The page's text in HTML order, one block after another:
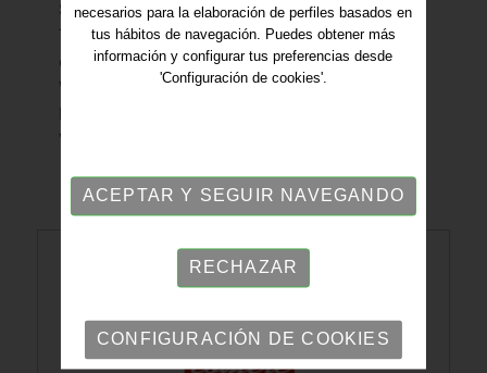
SABADELL
Tel. +34 937453161
e-mail:info@xarxaonion.org
Web:
www.xarxaonion.org
Presidente: Sr. Arnau Bonada
Vice-Presidente: Sr. Manu Sánchez
necesarios para la elaboración de perfiles basados en
tus hábitos de navegación. Puedes obtener más
información y configurar tus preferencias desde
'Configuración de cookies'.
ACEPTAR Y SEGUIR NAVEGANDO
RECHAZAR
CONFIGURACIÓN DE COOKIES